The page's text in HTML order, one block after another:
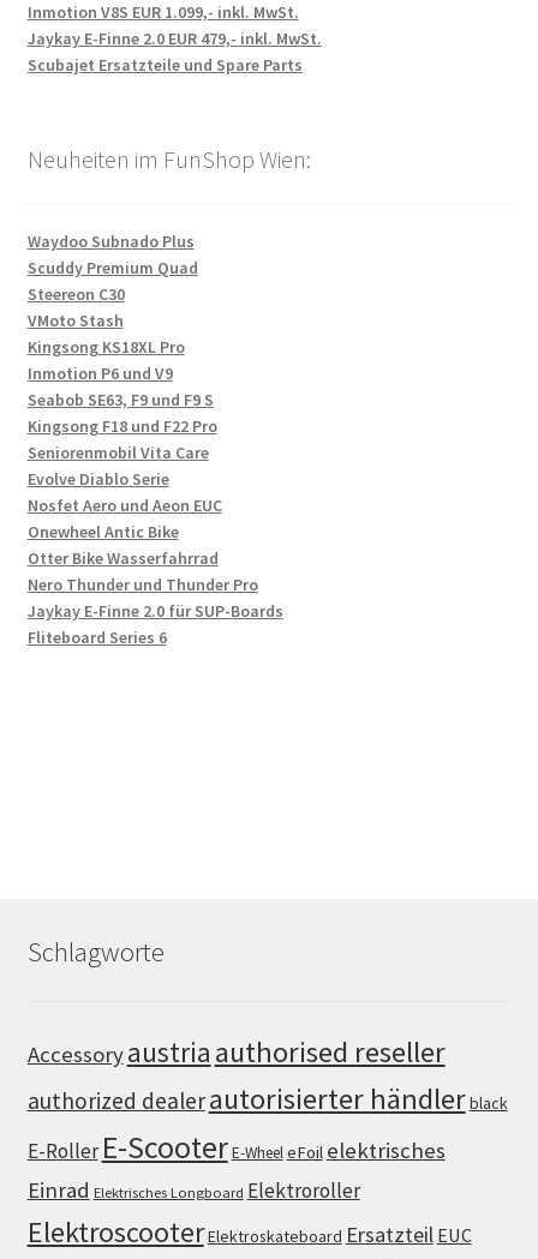
Inmotion V8S EUR 1.099,- inkl. MwSt.
Jaykay E-Finne 2.0 EUR 479,- inkl. MwSt.
Scubajet Ersatzteile und Spare Parts
Neuheiten im FunShop Wien:
Waydoo Subnado Plus
Scuddy Premium Quad
Steereon C30
VMoto Stash
Kingsong KS18XL Pro
Inmotion P6 und V9
Seabob SE63, F9 und F9 S
Kingsong F18 und F22 Pro
Seniorenmobil Vita Care
Evolve Diablo Serie
Nosfet Aero und Aeon EUC
Onewheel Antic Bike
Otter Bike Wasserfahrrad
Nero Thunder und Thunder Pro
Jaykay E-Finne 2.0 für SUP-Boards
Fliteboard Series 6
Schlagworte
Accessoryaustria authorised reseller
authorized dealerautorisierter händlerblack
E-Roller E-ScooterE-WheeleFoil elektrisches
Einrad Elektrisches Longboard Elektroroller
ElektroscooterElektroskateboard Ersatzteil EUC